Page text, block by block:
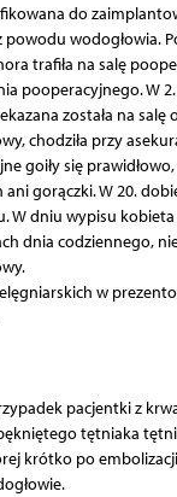
do
wodogłowia.
trafiła na salę
pooperacyjnego. W
została na salę
chodziła przy
goiły się
gorączki. W 20.
W dniu wypisu kobieta
dnia codziennego, nie
w
pacjentki z
tętniaka
krótko po